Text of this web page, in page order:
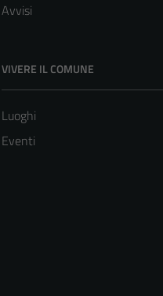
Avvisi
VIVERE IL COMUNE
Luoghi
Eventi